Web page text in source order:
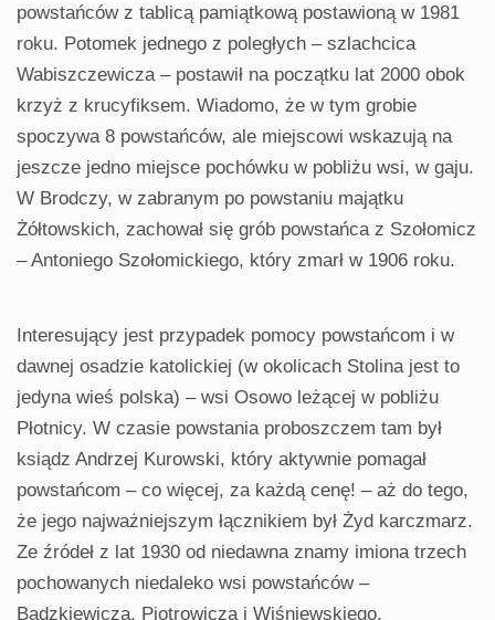
powstańców z tablicą pamiątkową postawioną w 1981
roku. Potomek jednego z poległych – szlachcica
Wabiszczewicza – postawił na początku lat 2000 obok
krzyż z krucyfiksem. Wiadomo, że w tym grobie
spoczywa 8 powstańców, ale miejscowi wskazują na
jeszcze jedno miejsce pochówku w pobliżu wsi, w gaju.
W Brodczy, w zabranym po powstaniu majątku
Żółtowskich, zachował się grób powstańca z Szołomicz
– Antoniego Szołomickiego, który zmarł w 1906 roku.
Interesujący jest przypadek pomocy powstańcom i w
dawnej osadzie katolickiej (w okolicach Stolina jest to
jedyna wieś polska) – wsi Osowo leżącej w pobliżu
Płotnicy. W czasie powstania proboszczem tam był
ksiądz Andrzej Kurowski, który aktywnie pomagał
powstańcom – co więcej, za każdą cenę! – aż do tego,
że jego najważniejszym łącznikiem był Żyd karczmarz.
Ze źródeł z lat 1930 od niedawna znamy imiona trzech
pochowanych niedaleko wsi powstańców –
Bądzkiewicza, Piotrowicza i Wiśniewskiego.